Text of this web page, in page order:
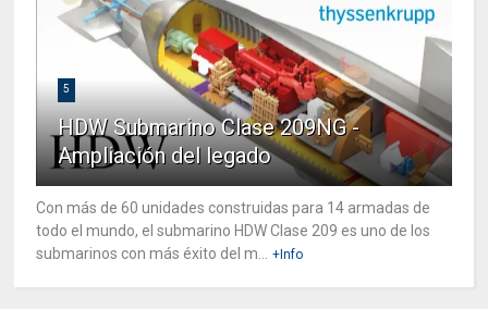
5
HDW Submarino Clase 209NG -
Ampliación del legado
Con más de 60 unidades construidas para 14 armadas de
todo el mundo, el submarino HDW Clase 209 es uno de los
submarinos con más éxito del m... +Info